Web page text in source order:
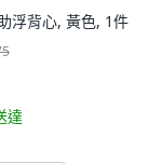
浮背心, 黃色, 1件
達